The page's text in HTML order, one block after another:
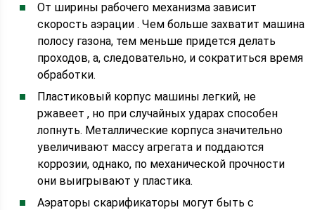
От ширины рабочего механизма зависит
скорость аэрации . Чем больше захватит машина
полосу газона, тем меньше придется делать
проходов, а, следовательно, и сократиться время
обработки.
Пластиковый корпус машины легкий, не
ржавеет , но при случайных ударах способен
лопнуть. Металлические корпуса значительно
увеличивают массу агрегата и поддаются
коррозии, однако, по механической прочности
они выигрывают у пластика.
Аэраторы скарификаторы могут быть с